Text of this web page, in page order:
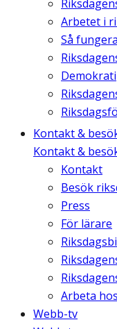
Arbetet i
Så
Demokrati
Kontakt &
Kontakt &
Kontakt
Besök
Press
För lärare
Arbeta
Webb-tv